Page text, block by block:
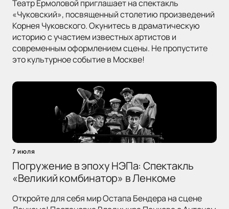
Театр Ермоловой приглашает на спектакль
«Чуковский», посвященный столетию произведений
Корнея Чуковского. Окунитесь в драматическую
историю с участием известных артистов и
современным оформлением сцены. Не пропустите
это культурное событие в Москве!
7 июля
Погружение в эпоху НЭПа: Спектакль
«Великий комбинатор» в Ленкоме
Откройте для себя мир Остапа Бендера на сцене